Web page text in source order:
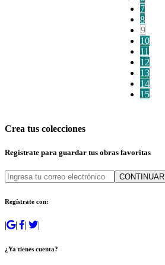
7
8
9
10
11
12
13
14
15
Crea tus colecciones
Regístrate para guardar tus obras favoritas
CONTINUAR
Regístrate con:
| | | |
¿Ya tienes cuenta?